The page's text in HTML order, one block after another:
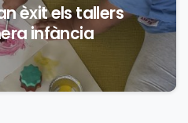
èxit els tallers
infància